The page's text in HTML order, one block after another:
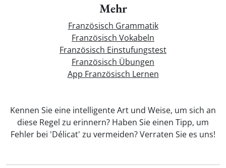
Mehr
Französisch Grammatik
Französisch Vokabeln
Französisch Einstufungstest
Französisch Übungen
App Französisch Lernen
Kennen Sie eine intelligente Art und Weise, um sich an
diese Regel zu erinnern? Haben Sie einen Tipp, um
Fehler bei 'Délicat' zu vermeiden? Verraten Sie es uns!